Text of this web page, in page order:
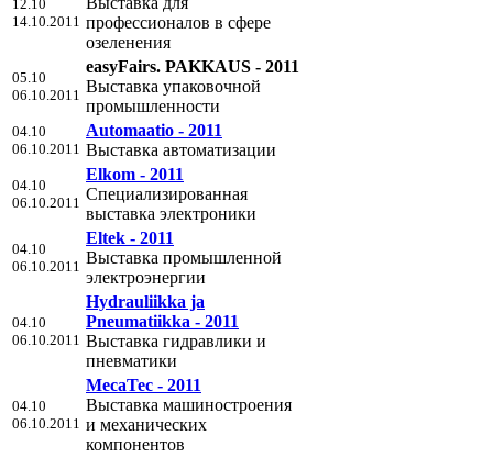
12.10
14.10.2011 профессионалов в сфере
озеленения
05.10
06.10.2011
easyFairs. PAKKAUS - 2011
Выставка упаковочной
промышленности
04.10
06.10.2011
Automaatio - 2011
Выставка автоматизации
04.10
06.10.2011
Elkom - 2011
Специализированная
выставка электроники
04.10
06.10.2011
Eltek - 2011
Выставка промышленной
электроэнергии
04.10
06.10.2011
Hydrauliikka ja
Pneumatiikka - 2011
Выставка гидравлики и
пневматики
04.10
06.10.2011
MecaTec - 2011
Выставка машиностроения
и механических
компонентов